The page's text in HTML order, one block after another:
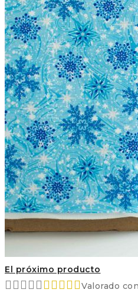
El próximo producto
Valorado con